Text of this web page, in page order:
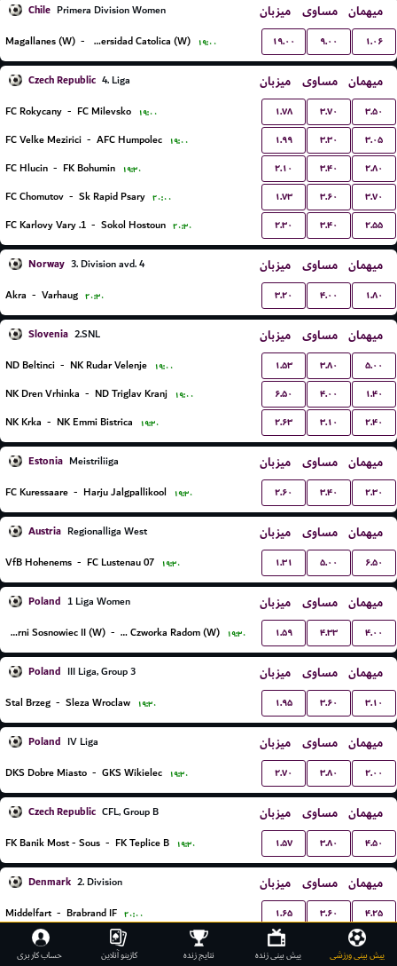
Chile Primera Division Women میزبان مساوی میهمان
Magallanes (W) - Universidad Catolica (W) ۱۹:۰۰ ۱۹.۰۰ ۹.۰۰ ۱.۰۶
Czech Republic 4. Liga میزبان مساوی میهمان
FC Rokycany - FC Milevsko ۱۹:۰۰ ۱.۷۸ ۳.۷۰ ۳.۵۰
FC Velke Mezirici - AFC Humpolec ۱۹:۰۰ ۱.۹۹ ۳.۳۰ ۳.۰۵
FC Hlucin - FK Bohumin ۱۹:۳۰ ۲.۱۰ ۳.۴۰ ۲.۸۰
FC Chomutov - Sk Rapid Psary ۲۰:۰۰ ۱.۷۳ ۳.۶۰ ۳.۷۰
1. FC Karlovy Vary - Sokol Hostoun ۲۰:۳۰ ۲.۳۰ ۳.۴۰ ۲.۵۵
Norway 3. Division avd. 4 میزبان مساوی میهمان
Akra - Varhaug ۲۰:۳۰ ۳.۲۰ ۴.۰۰ ۱.۸۰
Slovenia 2.SNL میزبان مساوی میهمان
ND Beltinci - NK Rudar Velenje ۱۹:۰۰ ۱.۵۳ ۳.۸۰ ۵.۰۰
NK Dren Vrhinka - ND Triglav Kranj ۱۹:۰۰ ۶.۵۰ ۴.۰۰ ۱.۴۰
NK Krka - NK Emmi Bistrica ۱۹:۳۰ ۲.۶۳ ۳.۱۰ ۲.۴۰
Estonia Meistriliiga میزبان مساوی میهمان
FC Kuressaare - Harju Jalgpallikool ۱۹:۳۰ ۲.۶۰ ۳.۴۰ ۲.۳۰
Austria Regionalliga West میزبان مساوی میهمان
VfB Hohenems - FC Lustenau 07 ۱۹:۳۰ ۱.۳۱ ۵.۰۰ ۶.۵۰
Poland 1 Liga Women میزبان مساوی میهمان
Czarni Sosnowiec II (W) - Sportowa Czworka Radom (W) ۱۹:۳۰ ۱.۵۹ ۴.۳۳ ۴.۰۰
Poland III Liga, Group 3 میزبان مساوی میهمان
Stal Brzeg - Sleza Wroclaw ۱۹:۳۰ ۱.۹۵ ۳.۶۰ ۳.۱۰
Poland IV Liga میزبان مساوی میهمان
DKS Dobre Miasto - GKS Wikielec ۱۹:۳۰ ۲.۷۰ ۳.۸۰ ۲.۰۰
Czech Republic CFL, Group B میزبان مساوی میهمان
FK Banik Most - Sous - FK Teplice B ۱۹:۳۰ ۱.۵۷ ۳.۸۰ ۴.۵۰
Denmark 2. Division میزبان مساوی میهمان
Middelfart - Brabrand IF ۲۰:۰۰ ۱.۶۵ ۳.۶۰ ۴.۲۵
B93 Kopenhagen FC Roskilde ۱.۶۵ ۴.۰۰
پیش بینی ورزشی پیش بینی زنده نتایج زنده کازینو آنلاین حساب کاربری